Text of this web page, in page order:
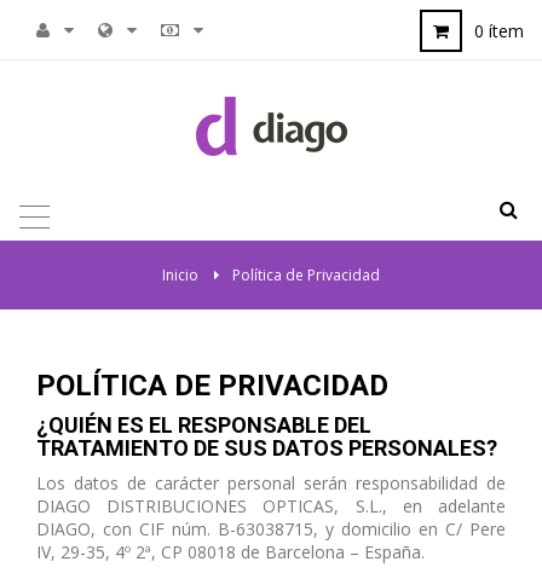
0 ítem
NAVEGACIÓN
TOGGLE
Inicio > Política de Privacidad
POLÍTICA DE PRIVACIDAD
¿QUIÉN ES EL RESPONSABLE DEL
TRATAMIENTO DE SUS DATOS PERSONALES?
Los datos de carácter personal serán responsabilidad de
DIAGO DISTRIBUCIONES OPTICAS, S.L., en adelante
DIAGO, con CIF núm. B-63038715, y domicilio en C/ Pere
IV, 29-35, 4º 2ª, CP 08018 de Barcelona – España.